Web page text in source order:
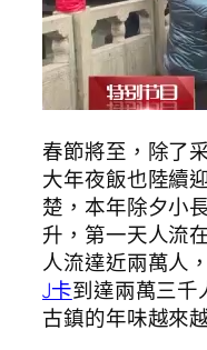
春節將至，除了
大年夜飯也陸續
楚，本年除夕小
升，第一天人流
人流達近兩萬人
J卡到達兩萬三千
古鎮的年味越來